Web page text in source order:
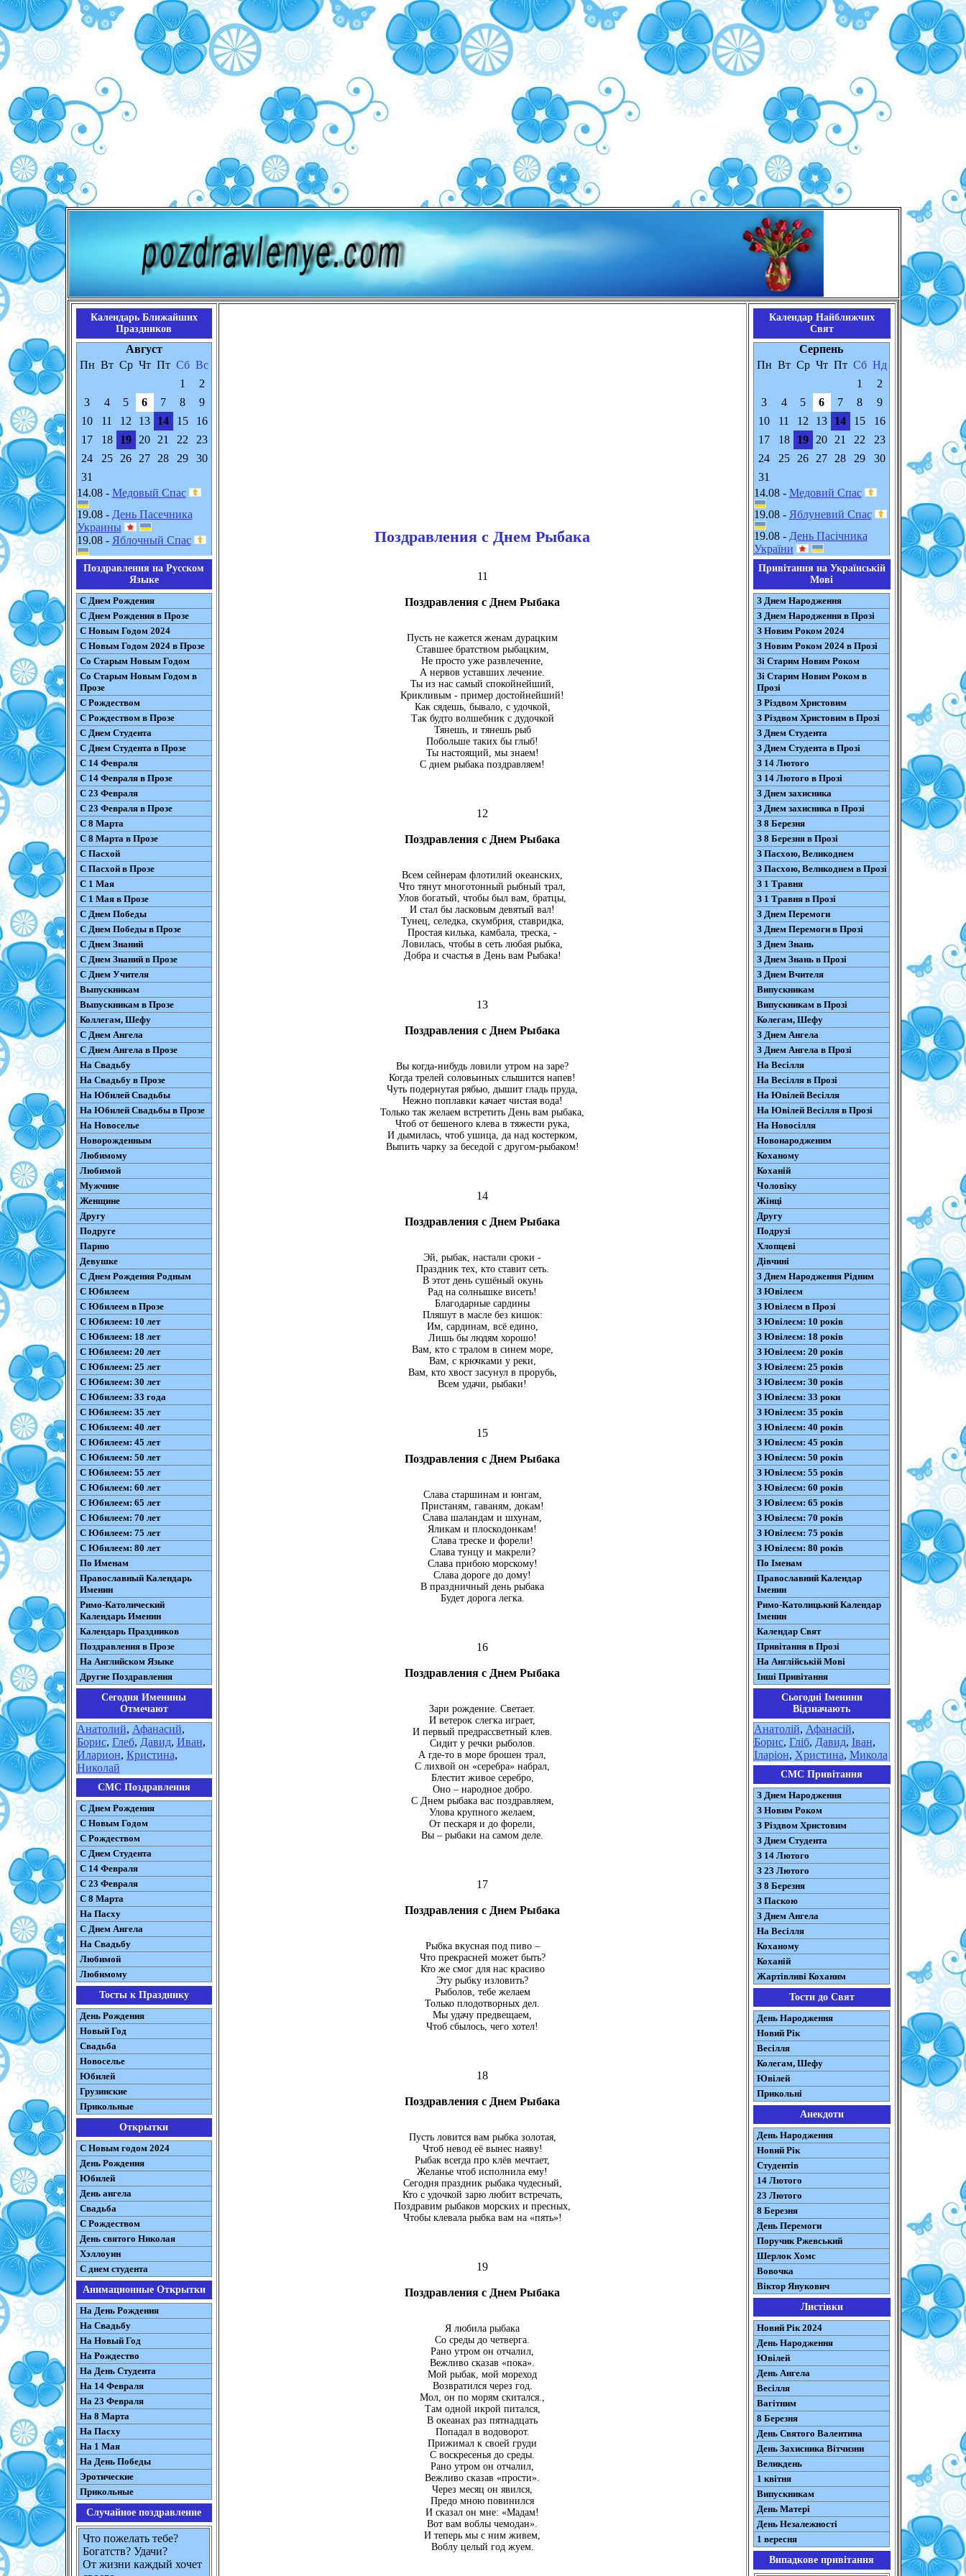
Календарь Ближайших
Праздников
Август
Пн Вт Ср Чт Пт Сб Вс
1
2
3
4 5 6 7 8
9
10
11 12 13 14 15
16
17
18 19 20 21 22
23
24
25 26 27 28 29
30
31
14.08 - Медовый Спас
19.08 - День Пасечника
Украины
19.08 - Яблочный Спас
Поздравления на Русском
Языке
С Днем Рождения
С Днем Рождения в Прозе
С Новым Годом 2024
С Новым Годом 2024 в Прозе
Со Старым Новым Годом
Со Старым Новым Годом в
Прозе
С Рождеством
С Рождеством в Прозе
С Днем Студента
С Днем Студента в Прозе
С 14 Февраля
С 14 Февраля в Прозе
С 23 Февраля
С 23 Февраля в Прозе
С 8 Марта
С 8 Марта в Прозе
С Пасхой
С Пасхой в Прозе
С 1 Мая
С 1 Мая в Прозе
С Днем Победы
С Днем Победы в Прозе
С Днем Знаний
С Днем Знаний в Прозе
С Днем Учителя
Выпускникам
Выпускникам в Прозе
Коллегам, Шефу
С Днем Ангела
С Днем Ангела в Прозе
На Свадьбу
На Свадьбу в Прозе
На Юбилей Свадьбы
На Юбилей Свадьбы в Прозе
На Новоселье
Новорожденным
Любимому
Любимой
Мужчине
Женщине
Другу
Подруге
Парню
Девушке
С Днем Рождения Родным
С Юбилеем
С Юбилеем в Прозе
С Юбилеем: 10 лет
С Юбилеем: 18 лет
С Юбилеем: 20 лет
С Юбилеем: 25 лет
С Юбилеем: 30 лет
С Юбилеем: 33 года
С Юбилеем: 35 лет
С Юбилеем: 40 лет
С Юбилеем: 45 лет
С Юбилеем: 50 лет
С Юбилеем: 55 лет
С Юбилеем: 60 лет
С Юбилеем: 65 лет
С Юбилеем: 70 лет
С Юбилеем: 75 лет
С Юбилеем: 80 лет
По Именам
Православный Календарь
Именин
Римо-Католический
Календарь Именин
Календарь Праздников
Поздравления в Прозе
На Английском Языке
Другие Поздравления
Сегодня Именины
Отмечают
Анатолий, Афанасий,
Борис, Глеб, Давид, Иван,
Иларион, Кристина,
Николай
СМС Поздравления
С Днем Рождения
С Новым Годом
С Рождеством
C Днем Студента
С 14 Февраля
С 23 Февраля
С 8 Марта
На Пасху
C Днем Ангела
На Свадьбу
Любимой
Любимому
Тосты к Празднику
День Рождения
Новый Год
Свадьба
Новоселье
Юбилей
Грузинские
Прикольные
Открытки
С Новым годом 2024
День Рождения
Юбилей
День ангела
Свадьба
С Рождеством
День святого Николая
Хэллоуин
С днем студента
Анимационные Открытки
На День Рождения
На Свадьбу
На Новый Год
На Рождество
На День Студента
На 14 Февраля
На 23 Февраля
На 8 Марта
На Пасху
На 1 Мая
На День Победы
Эротические
Прикольные
Случайное поздравление
Что пожелать тебе?
Богатств? Удачи?
От жизни каждый хочет
Поздравления с Днем Рыбака
11
Поздравления с Днем Рыбака
Пусть не кажется женам дурацким
Ставшее братством рыбацким,
Не просто уже развлечение,
А нервов уставших лечение.
Ты из нас самый спокойнейший,
Крикливым - пример достойнейший!
Как сядешь, бывало, с удочкой,
Так будто волшебник с дудочкой
Тянешь, и тянешь рыб
Побольше таких бы глыб!
Ты настоящий, мы знаем!
С днем рыбака поздравляем!
12
Поздравления с Днем Рыбака
Всем сейнерам флотилий океанских,
Что тянут многотонный рыбный трал,
Улов богатый, чтобы был вам, братцы,
И стал бы ласковым девятый вал!
Тунец, селедка, скумбрия, ставридка,
Простая килька, камбала, треска, -
Ловилась, чтобы в сеть любая рыбка,
Добра и счастья в День вам Рыбака!
13
Поздравления с Днем Рыбака
Вы когда-нибудь ловили утром на заре?
Когда трелей соловьиных слышится напев!
Чуть подернутая рябью, дышит гладь пруда,
Нежно поплавки качает чистая вода!
Только так желаем встретить День вам рыбака,
Чтоб от бешеного клева в тяжести рука,
И дымилась, чтоб ушица, да над костерком,
Выпить чарку за беседой с другом-рыбаком!
14
Поздравления с Днем Рыбака
Эй, рыбак, настали сроки -
Праздник тех, кто ставит сеть.
В этот день сушёный окунь
Рад на солнышке висеть!
Благодарные сардины
Пляшут в масле без кишок:
Им, сардинам, всё едино,
Лишь бы людям хорошо!
Вам, кто с тралом в синем море,
Вам, с крючками у реки,
Вам, кто хвост засунул в прорубь,
Всем удачи, рыбаки!
15
Поздравления с Днем Рыбака
Слава старшинам и юнгам,
Пристаням, гаваням, докам!
Слава шаландам и шхунам,
Яликам и плоскодонкам!
Слава треске и форели!
Слава тунцу и макрели?
Слава прибою морскому!
Слава дороге до дому!
В праздничный день рыбака
Будет дорога легка.
16
Поздравления с Днем Рыбака
Зари рождение. Светает.
И ветерок слегка играет,
И первый предрассветный клев.
Сидит у речки рыболов.
А где-то в море брошен трал,
С лихвой он «серебра» набрал,
Блестит живое серебро,
Оно – народное добро.
С Днем рыбака вас поздравляем,
Улова крупного желаем,
От пескаря и до форели,
Вы – рыбаки на самом деле.
17
Поздравления с Днем Рыбака
Рыбка вкусная под пиво –
Что прекрасней может быть?
Кто же смог для нас красиво
Эту рыбку изловить?
Рыболов, тебе желаем
Только плодотворных дел.
Мы удачу предвещаем,
Чтоб сбылось, чего хотел!
18
Поздравления с Днем Рыбака
Пусть ловится вам рыбка золотая,
Чтоб невод её вынес наяву!
Рыбак всегда про клёв мечтает,
Желанье чтоб исполнила ему!
Сегодня праздник рыбака чудесный,
Кто с удочкой зарю любит встречать,
Поздравим рыбаков морских и пресных,
Чтобы клевала рыбка вам на «пять»!
19
Поздравления с Днем Рыбака
Я любила рыбака
Со среды до четверга.
Рано утром он отчалил,
Вежливо сказав «пока».
Мой рыбак, мой мореход
Возвратился через год.
Мол, он по морям скитался.,
Там одной икрой питался,
В океанах раз пятнадцать
Попадал в водоворот.
Прижимал к своей груди
С воскресенья до среды.
Рано утром он отчалил,
Вежливо сказав «прости».
Через месяц он явился,
Предо мною повинился
И сказал он мне: «Мадам!
Вот вам воблы чемодан».
И теперь мы с ним живем,
Воблу целый год жуем.
Календар Найближчих
Свят
Серпень
Пн Вт Ср Чт Пт Сб Нд
1
2
3
4 5 6 7 8
9
10
11 12 13 14 15
16
17
18 19 20 21 22
23
24
25 26 27 28 29
30
31
14.08 - Медовий Спас
19.08 - Яблуневий Спас
19.08 - День Пасічника
України
Привітання на Українській
Мові
З Днем Народження
З Днем Народження в Прозі
З Новим Роком 2024
З Новим Роком 2024 в Прозі
Зі Старим Новим Роком
Зі Старим Новим Роком в
Прозі
З Різдвом Христовим
З Різдвом Христовим в Прозі
З Днем Студента
З Днем Студента в Прозі
З 14 Лютого
З 14 Лютого в Прозі
З Днем захисника
З Днем захисника в Прозі
З 8 Березня
З 8 Березня в Прозі
З Пасхою, Великоднем
З Пасхою, Великоднем в Прозі
З 1 Травня
З 1 Травня в Прозі
З Днем Перемоги
З Днем Перемоги в Прозі
З Днем Знань
З Днем Знань в Прозі
З Днем Вчителя
Випускникам
Випускникам в Прозі
Колегам, Шефу
З Днем Ангела
З Днем Ангела в Прозі
На Весілля
На Весілля в Прозі
На Ювілей Весілля
На Ювілей Весілля в Прозі
На Новосілля
Новонародженим
Коханому
Коханій
Чоловіку
Жінці
Другу
Подрузі
Хлопцеві
Дівчині
З Днем Народження Рідним
З Ювілеєм
З Ювілеєм в Прозі
З Ювілеєм: 10 років
З Ювілеєм: 18 років
З Ювілеєм: 20 років
З Ювілеєм: 25 років
З Ювілеєм: 30 років
З Ювілеєм: 33 роки
З Ювілеєм: 35 років
З Ювілеєм: 40 років
З Ювілеєм: 45 років
З Ювілеєм: 50 років
З Ювілеєм: 55 років
З Ювілеєм: 60 років
З Ювілеєм: 65 років
З Ювілеєм: 70 років
З Ювілеєм: 75 років
З Ювілеєм: 80 років
По Іменам
Православний Календар
Іменин
Римо-Католицький Календар
Іменин
Календар Свят
Привітання в Прозі
На Англійській Мові
Інші Привітання
Сьогодні Іменини
Відзначають
Анатолій, Афанасій,
Борис, Гліб, Давид, Іван,
Іларіон, Христина, Микола
СМС Привітання
З Днем Народження
З Новим Роком
З Різдвом Христовим
З Днем Студента
З 14 Лютого
З 23 Лютого
З 8 Березня
З Паскою
З Днем Ангела
На Весілля
Коханому
Коханій
Жартівливі Коханим
Тости до Свят
День Народження
Новий Рік
Весілля
Колегам, Шефу
Ювілей
Прикольні
Анекдоти
День Народження
Новий Рік
Студентів
14 Лютого
23 Лютого
8 Березня
День Перемоги
Поручик Ржевський
Шерлок Хомс
Вовочка
Віктор Янукович
Листівки
Новий Рік 2024
День Народження
Ювілей
День Ангела
Весілля
Вагітним
8 Березня
День Святого Валентина
День Захисника Вітчизни
Великдень
1 квітня
Випускникам
День Матері
День Незалежності
1 вересня
Випадкове привітання